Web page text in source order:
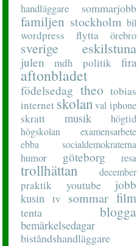
handläggare sommarjobb
familjen stockholm bil
wordpress flytta örebro
sverige eskilstuna
julen mdh politik fira
aftonbladet
födelsedag theo tobias
internet skolanval iphone
skratt musik högtid
högskolan
examensarbete
ebba
socialdemokraterna
humor göteborg resa
trollhättan december
praktik youtube jobb
kusin tv sommar film
tenta blogga
bemärkelsedagar
biståndshandläggare